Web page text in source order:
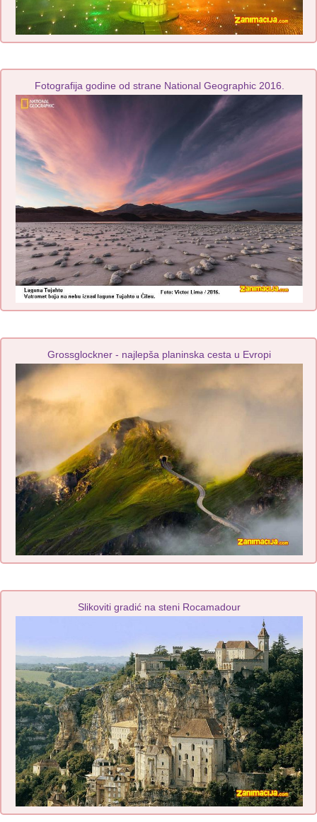
Fotografija godine od strane National Geographic 2016.
Grossglockner - najlepša planinska cesta u Evropi
Slikoviti gradić na steni Rocamadour